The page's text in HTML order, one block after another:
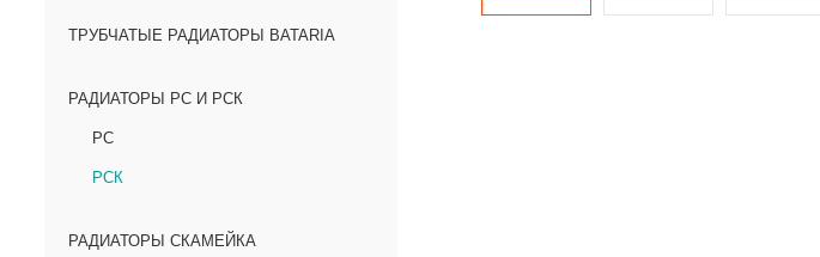
ТРУБЧАТЫЕ РАДИАТОРЫ BATARIA
РАДИАТОРЫ РС И РСК
РС
РСК
РАДИАТОРЫ СКАМЕЙКА